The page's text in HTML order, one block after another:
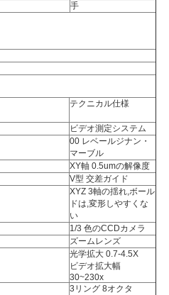
手
テクニカル仕様
ビデオ測定システム
00 レベールジナン・
マーブル
XY軸 0.5umの解像度
V型 交差ガイド
XYZ 3軸の揺れ,ボール
ドは,変形しやすくな
い
1/3 色のCCDカメラ
ズームレンズ
光学拡大 0.7-4.5X
ビデオ拡大幅
30~230x
3リング 8オクタ